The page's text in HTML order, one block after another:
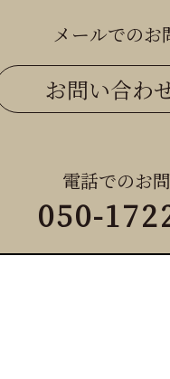
メールでのお
お問い合わ
電話でのお
050-